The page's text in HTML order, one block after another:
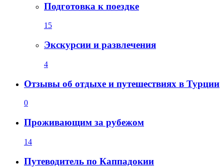
Подготовка к поездке
15
Экскурсии и развлечения
4
Отзывы об отдыхе и путешествиях в Турции
0
Проживающим за рубежом
14
Путеводитель по Каппадокии